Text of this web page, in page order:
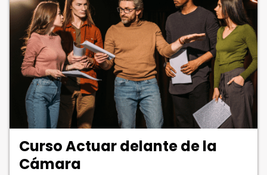
Curso Actuar delante de la
Cámara